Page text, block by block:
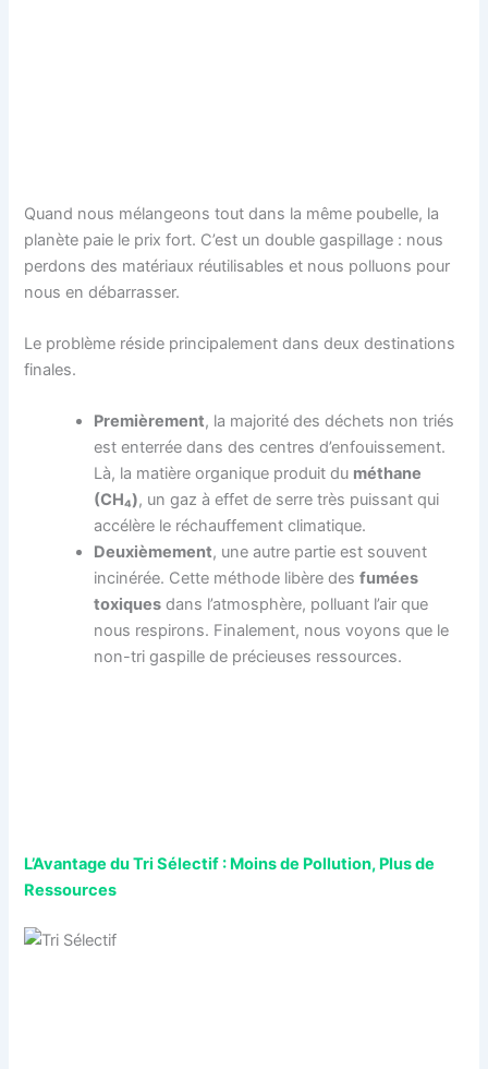
Quand nous mélangeons tout dans la même poubelle, la
planète paie le prix fort. C’est un double gaspillage : nous
perdons des matériaux réutilisables et nous polluons pour
nous en débarrasser.
Le problème réside principalement dans deux destinations
finales.
Premièrement, la majorité des déchets non triés
est enterrée dans des centres d’enfouissement.
Là, la matière organique produit du méthane
(CH₄), un gaz à effet de serre très puissant qui
accélère le réchauffement climatique.
Deuxièmement, une autre partie est souvent
incinérée. Cette méthode libère desfumées
toxiques dans l’atmosphère, polluant l’air que
nous respirons. Finalement, nous voyons que le
non-tri gaspille de précieuses ressources.
L’Avantage du Tri Sélectif : Moins de Pollution, Plus de
Ressources